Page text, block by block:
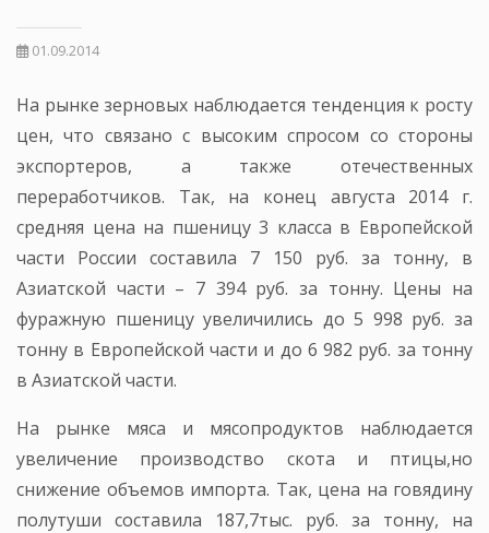
01.09.2014
На рынке зерновых наблюдается тенденция к росту
цен, что связано с высоким спросом со стороны
экспортеров, а также отечественных
переработчиков. Так, на конец августа 2014 г.
средняя цена на пшеницу 3 класса в Европейской
части России составила 7 150 руб. за тонну, в
Азиатской части – 7 394 руб. за тонну. Цены на
фуражную пшеницу увеличились до 5 998 руб. за
тонну в Европейской части и до 6 982 руб. за тонну
в Азиатской части.
На рынке мяса и мясопродуктов наблюдается
увеличение производство скота и птицы,но
снижение объемов импорта. Так, цена на говядину
полутуши составила 187,7тыс. руб. за тонну, на